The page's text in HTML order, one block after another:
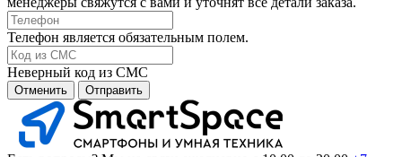
Телефон является обязательным полем.
Неверный код из СМС
Отменить Отправить